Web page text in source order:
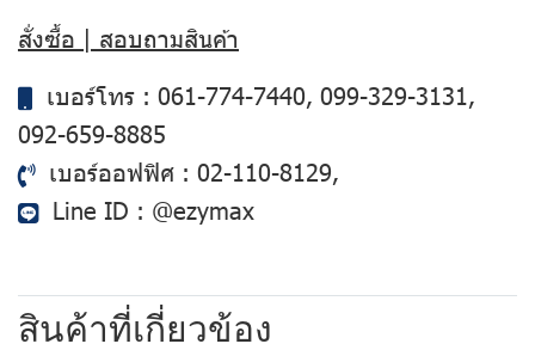
สั่งซื้อ | สอบถามสินค้า
เบอร์โทร : 061-774-7440, 099-329-3131 ,
092-659-8885
เบอร์ออฟฟิศ : 02-110-8129,
Line ID : @ezymax
สินค้าที่เกี่ยวข้อง